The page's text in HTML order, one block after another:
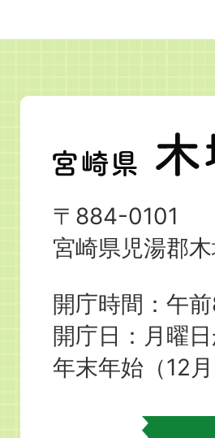
宮
崎
県
木
町
役
場
〒884-0101
宮崎県児湯郡
開庁時間：午
開庁日：月曜
年末年始（12